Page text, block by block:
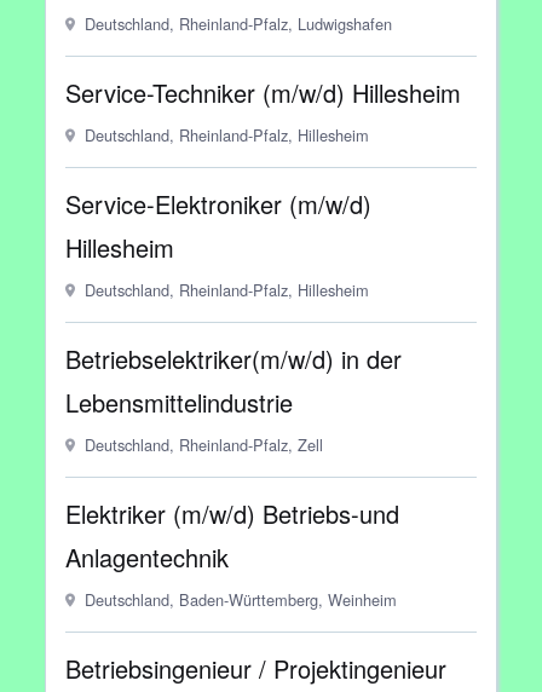
Deutschland, Rheinland-Pfalz, Ludwigshafen
Service-Techniker (m/w/d) Hillesheim
Deutschland, Rheinland-Pfalz, Hillesheim
Service-Elektroniker (m/w/d)
Hillesheim
Deutschland, Rheinland-Pfalz, Hillesheim
Betriebselektriker(m/w/d) in der
Lebensmittelindustrie
Deutschland, Rheinland-Pfalz, Zell
Elektriker (m/w/d) Betriebs-und
Anlagentechnik
Deutschland, Baden-Württemberg, Weinheim
Betriebsingenieur / Projektingenieur